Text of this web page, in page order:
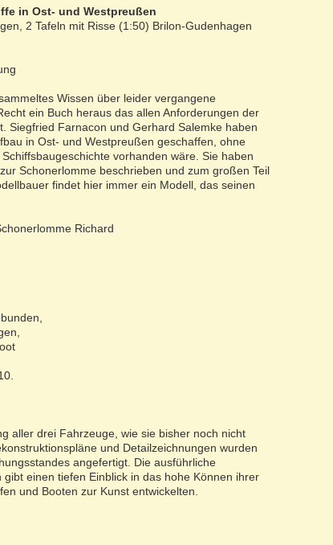
in Ost- und Westpreußen
2 Tafeln mit Risse (1:50) Brilon-Gudenhagen
Wissen über leider vergangene
ein Buch heraus das allen Anforderungen der
Siegfried Farnacon und Gerhard Salemke haben
in Ost- und Westpreußen geschaffen, ohne
vorhanden wäre. Sie haben
Schonerlomme beschrieben und zum großen Teil
findet hier immer ein Modell, das seinen
Richard
aller drei Fahrzeuge, wie sie bisher noch nicht
und Detailzeichnungen wurden
angefertigt. Die ausführliche
einen tiefen Einblick in das hohe Können ihrer
und Booten zur Kunst entwickelten.